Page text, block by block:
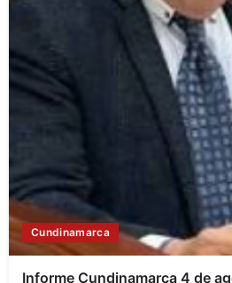
Cundinamarca
Informe Cundinamarca 4 de